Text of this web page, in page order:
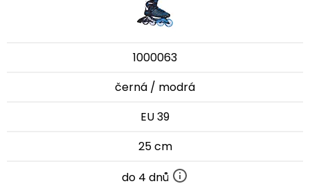
1000063
černá / modrá
EU 39
25 cm
do 4 dnů